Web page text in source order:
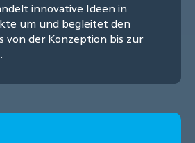
innovative Ideen in
um und begleitet den
von der Konzeption bis zur